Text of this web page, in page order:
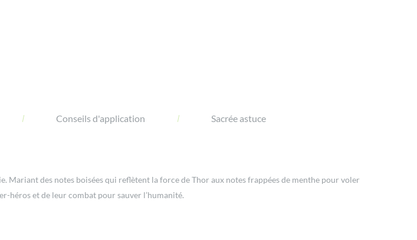
Conseils d'application Sacrée astuce
Mariant des notes boisées qui reflètent la force de Thor aux notes frappées de menthe pour voler
héros et de leur combat pour sauver l’humanité.